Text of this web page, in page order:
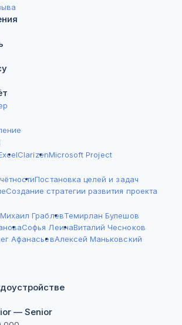
ClarizenMicrosoft Project
Постановка целей и задач
Создание стратегии развития проекта
Михаил ГраблевТемирлан Булешов
Софья ЛеинаВиталий Чесноков
АфанасьевАлексей Маньковский
— Senior